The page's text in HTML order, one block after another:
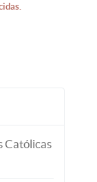
Católicas